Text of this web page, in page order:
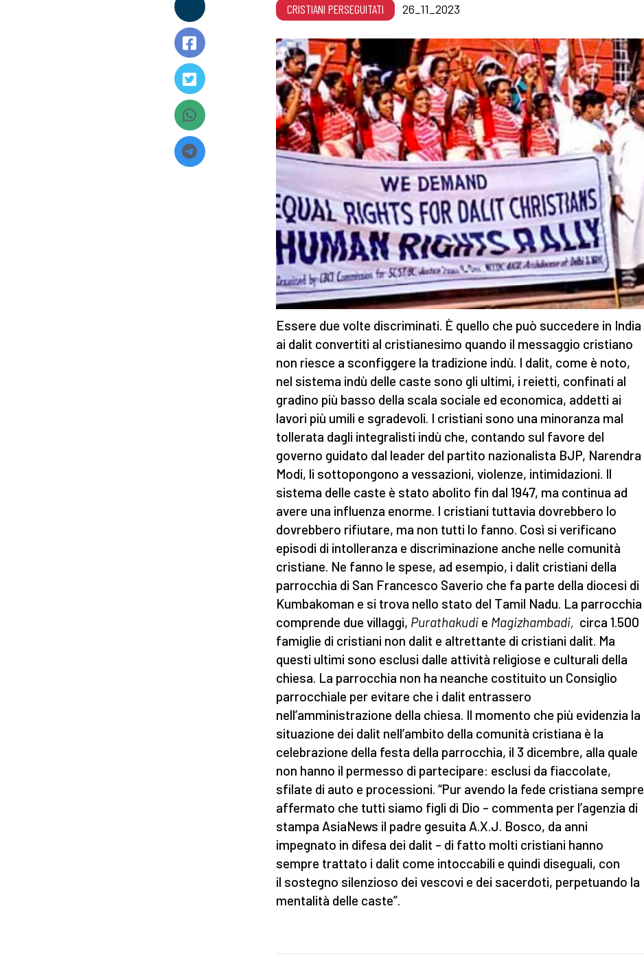
CRISTIANI PERSEGUITATI 26_11_2023
Essere due volte discriminati. È quello che può succedere in India
ai dalit convertiti al cristianesimo quando il messaggio cristiano
non riesce a sconfiggere la tradizione indù. I dalit, come è noto,
nel sistema indù delle caste sono gli ultimi, i reietti, confinati al
gradino più basso della scala sociale ed economica, addetti ai
lavori più umili e sgradevoli. I cristiani sono una minoranza mal
tollerata dagli integralisti indù che, contando sul favore del
governo guidato dal leader del partito nazionalista BJP, Narendra
Modi, li sottopongono a vessazioni, violenze, intimidazioni. Il
sistema delle caste è stato abolito fin dal 1947, ma continua ad
avere una influenza enorme. I cristiani tuttavia dovrebbero lo
dovrebbero rifiutare, ma non tutti lo fanno. Così si verificano
episodi di intolleranza e discriminazione anche nelle comunità
cristiane. Ne fanno le spese, ad esempio, i dalit cristiani della
parrocchia di San Francesco Saverio che fa parte della diocesi di
Kumbakoman e si trova nello stato del Tamil Nadu. La parrocchia
comprende due villaggi, Purathakudi e Magizhambadi, circa 1.500
famiglie di cristiani non dalit e altrettante di cristiani dalit. Ma
questi ultimi sono esclusi dalle attività religiose e culturali della
chiesa. La parrocchia non ha neanche costituito un Consiglio
parrocchiale per evitare che i dalit entrassero
nell’amministrazione della chiesa. Il momento che più evidenzia la
situazione dei dalit nell’ambito della comunità cristiana è la
celebrazione della festa della parrocchia, il 3 dicembre, alla quale
non hanno il permesso di partecipare: esclusi da fiaccolate,
sfilate di auto e processioni. “Pur avendo la fede cristiana sempre
affermato che tutti siamo figli di Dio – commenta per l’agenzia di
stampa AsiaNews il padre gesuita A.X.J. Bosco, da anni
impegnato in difesa dei dalit – di fatto molti cristiani hanno
sempre trattato i dalit come intoccabili e quindi diseguali, con
il sostegno silenzioso dei vescovi e dei sacerdoti, perpetuando la
mentalità delle caste”.